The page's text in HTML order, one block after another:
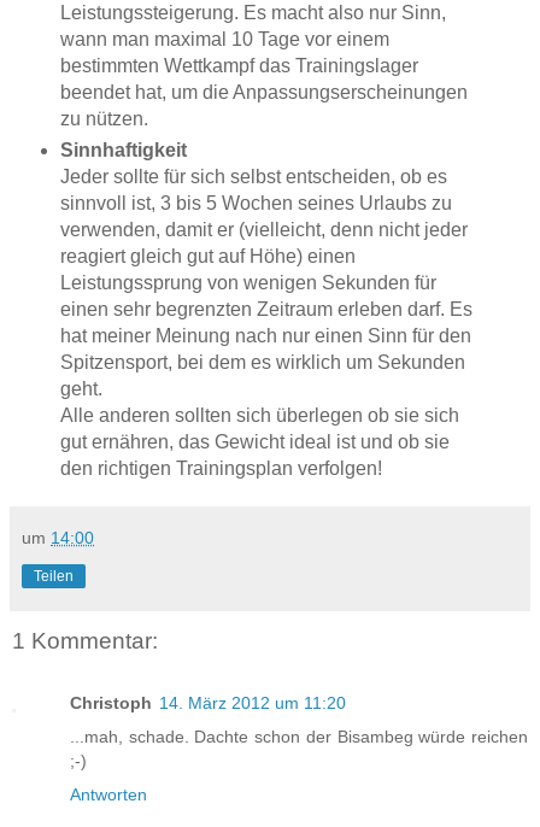
Leistungssteigerung. Es macht also nur Sinn,
wann man maximal 10 Tage vor einem
bestimmten Wettkampf das Trainingslager
beendet hat, um die Anpassungserscheinungen
zu nützen.
Sinnhaftigkeit
Jeder sollte für sich selbst entscheiden, ob es
sinnvoll ist, 3 bis 5 Wochen seines Urlaubs zu
verwenden, damit er (vielleicht, denn nicht jeder
reagiert gleich gut auf Höhe) einen
Leistungssprung von wenigen Sekunden für
einen sehr begrenzten Zeitraum erleben darf. Es
hat meiner Meinung nach nur einen Sinn für den
Spitzensport, bei dem es wirklich um Sekunden
geht.
Alle anderen sollten sich überlegen ob sie sich
gut ernähren, das Gewicht ideal ist und ob sie
den richtigen Trainingsplan verfolgen!
um 14:00
Teilen
1 Kommentar:
Christoph 14. März 2012 um 11:20
...mah, schade. Dachte schon der Bisambeg würde reichen
;-)
Antworten